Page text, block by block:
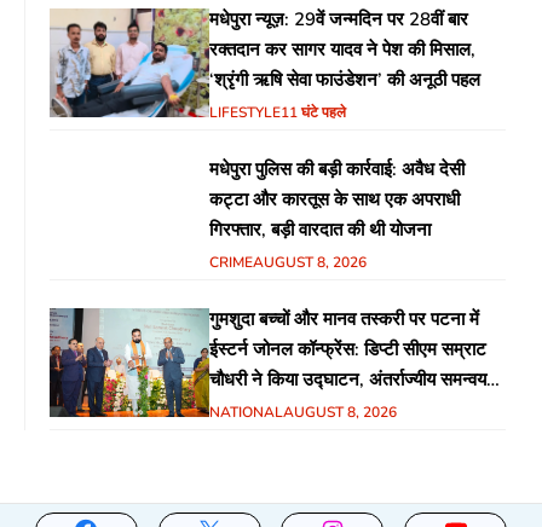
मधेपुरा न्यूज़: 29वें जन्मदिन पर 28वीं बार
रक्तदान कर सागर यादव ने पेश की मिसाल,
‘श्रृंगी ऋषि सेवा फाउंडेशन’ की अनूठी पहल
LIFESTYLE11 घंटे पहले
मधेपुरा पुलिस की बड़ी कार्रवाई: अवैध देसी
कट्टा और कारतूस के साथ एक अपराधी
गिरफ्तार, बड़ी वारदात की थी योजना
CRIMEAUGUST 8, 2026
गुमशुदा बच्चों और मानव तस्करी पर पटना में
ईस्टर्न जोनल कॉन्फ्रेंस: डिप्टी सीएम सम्राट
चौधरी ने किया उद्घाटन, अंतर्राज्यीय समन्वय
पर जोर
NATIONALAUGUST 8, 2026